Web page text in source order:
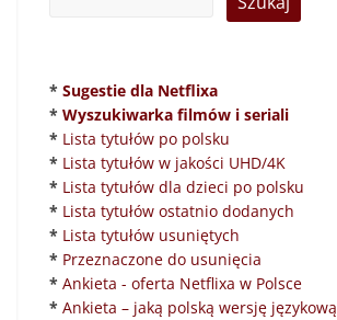
* Sugestie dla Netflixa
* Wyszukiwarka filmów i seriali
* Lista tytułów po polsku
* Lista tytułów w jakości UHD/4K
* Lista tytułów dla dzieci po polsku
* Lista tytułów ostatnio dodanych
* Lista tytułów usuniętych
* Przeznaczone do usunięcia
* Ankieta - oferta Netflixa w Polsce
* Ankieta – jaką polską wersję językową